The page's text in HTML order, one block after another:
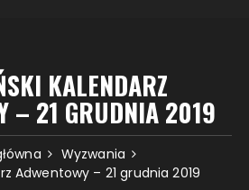
KALENDARZ
– 21 GRUDNIA 2019
Wyzwania
Adwentowy – 21 grudnia 2019